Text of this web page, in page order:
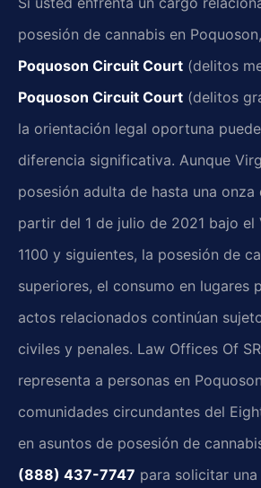
posesión de cannabis en
Poquoson Circuit Court (delitos
Poquoson Circuit Court (delitos
la orientación legal oportuna
diferencia significativa. Aunque
posesión adulta de hasta una onza
partir del 1 de julio de 2021 bajo el
1100 y siguientes, la posesión de
superiores, el consumo en lugares
actos relacionados continúan
civiles y penales. Law Offices Of
representa a personas en
comunidades circundantes del
en asuntos de posesión de
(888) 437-7747 para solicitar